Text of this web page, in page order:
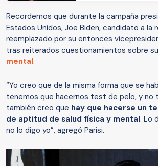
Recordemos que durante la campaña
Estados Unidos, Joe Biden, candidato a la
reemplazado por su entonces
tras reiterados cuestionamientos sobre
mental.
“Yo creo que de la misma forma que se
tenemos que hacernos test de pelo, y no
también creo que hay que hacerse un
de aptitud de salud física y mental. Lo
no lo digo yo”, agregó Parisi.